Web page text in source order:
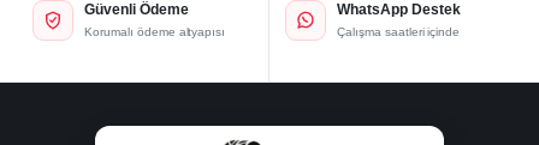
Güvenli Ödeme
Korumalı ödeme altyapısı
WhatsApp Destek
Çalışma saatleri içinde